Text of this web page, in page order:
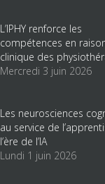
L’IPHY renforce les
compétences en
clinique des
Mercredi 3 juin 2026
Les neurosciences
au service de
l’ère de l’IA
Lundi 1 juin 2026